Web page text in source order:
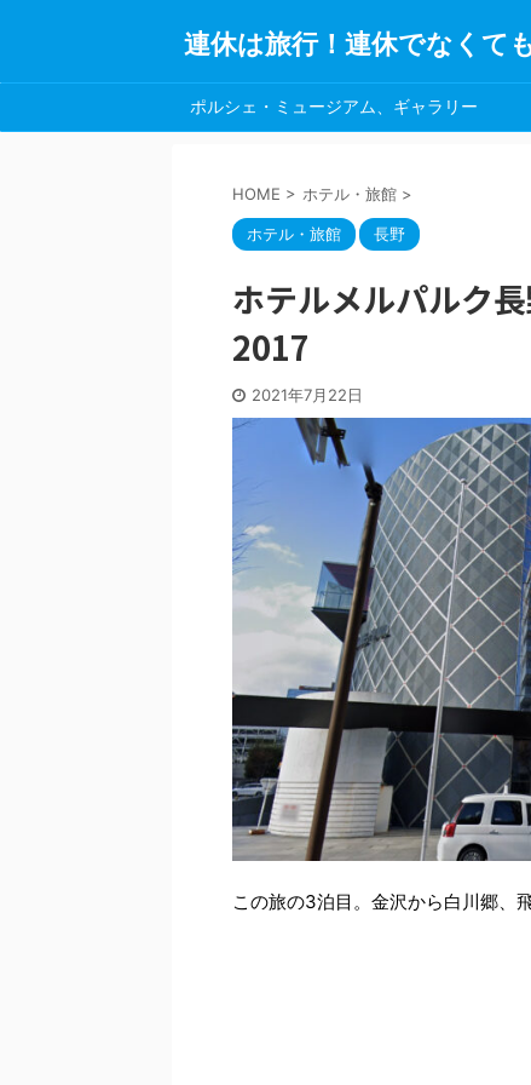
連休は旅行！連休でなくて
ポルシェ・ミュージアム、ギャラリー
HOME > ホテル・旅館 >
ホテル・旅館 長野
ホテルメルパルク
2017
2021年7月22日
この旅の3泊目。金沢から白川郷、